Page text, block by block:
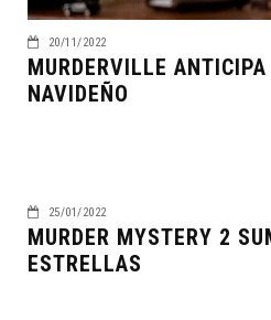
20/11/2022
MURDERVILLE
NAVIDEÑO
25/01/2022
MURDER MYSTERY 2
ESTRELLAS